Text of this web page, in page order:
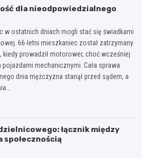
dla nieodpowiedzialnego
w ostatnich dniach mogli stać się świadkami
66-letni mieszkaniec został zatrzymany
prowadził motorower, choć wcześniej
mechanicznymi. Cała sprawa
dnia mężczyzna stanął przed sądem, a
łącznik między
społecznością